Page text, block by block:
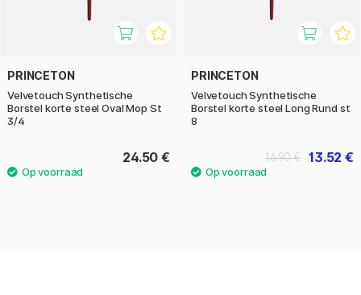
PRINCETON
Velvetouch Synthetische
Borstel korte steel Oval Mop St
3/4
24.50 €
PRINCETON
Velvetouch Synthetische
Borstel korte steel Long Rund st
8
13.52 €
16.90 €